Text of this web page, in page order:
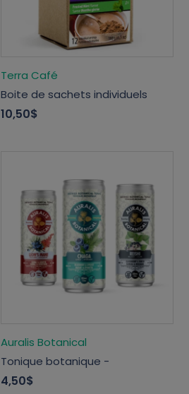
Terra Café
Boite de sachets individuels
10,50$
Auralis Botanical
Tonique botanique -
4,50$